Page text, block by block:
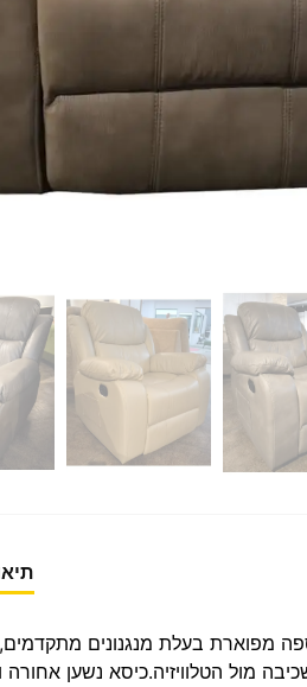
מפוארת בעלת מנגנונים